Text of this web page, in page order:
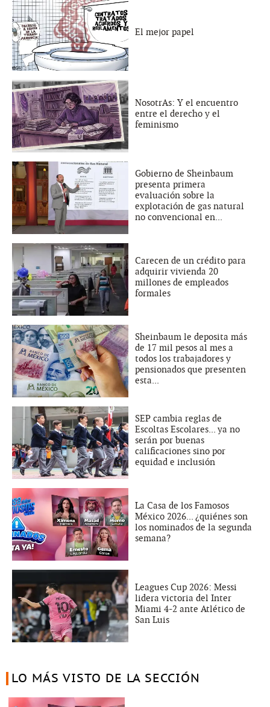
El mejor papel
NosotrAs: Y el encuentro
entre el derecho y el
feminismo
Gobierno de Sheinbaum
presenta primera
evaluación sobre la
explotación de gas natural
no convencional en...
Carecen de un crédito para
adquirir vivienda 20
millones de empleados
formales
Sheinbaum le deposita más
de 17 mil pesos al mes a
todos los trabajadores y
pensionados que presenten
esta...
SEP cambia reglas de
Escoltas Escolares... ya no
serán por buenas
calificaciones sino por
equidad e inclusión
La Casa de los Famosos
México 2026... ¿quiénes son
los nominados de la segunda
semana?
Leagues Cup 2026: Messi
lidera victoria del Inter
Miami 4-2 ante Atlético de
San Luis
LO MÁS VISTO DE LA SECCIÓN